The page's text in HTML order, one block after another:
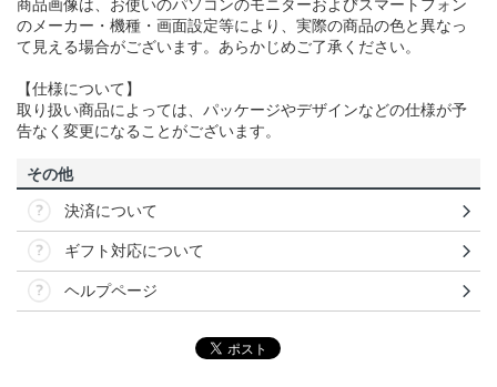
商品画像は、お使いのパソコンのモニターおよびスマートフォン
のメーカー・機種・画面設定等により、実際の商品の色と異なっ
て見える場合がございます。あらかじめご了承ください。
【仕様について】
取り扱い商品によっては、パッケージやデザインなどの仕様が予
告なく変更になることがございます。
その他
決済について
ギフト対応について
ヘルプページ